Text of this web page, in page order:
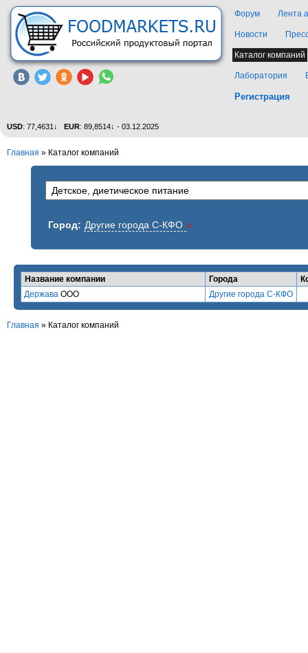
Форум Лента
Новости
Каталог компаний
Лаборатория
Регистрация
USD: 77,4631↓ EUR: 89,8514↓ - 03.12.2025
Главная » Каталог компаний
Город: Другие города С-КФО x
Название компании Города
Держава ООО Другие города С-КФО
Главная » Каталог компаний